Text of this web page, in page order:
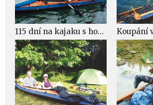
115 dní na kajaku s houslemi podél severního pacifického pobřeží – 1. část